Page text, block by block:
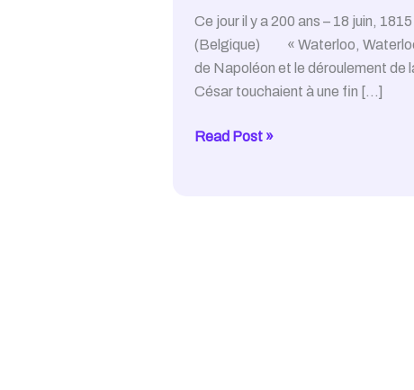
Ce jour il y a 200 ans – 18 juin,
(Belgique) « Waterloo, Waterloo,
de Napoléon et le déroulement de
César touchaient à une fin […]
Waterloo,
Read Post »